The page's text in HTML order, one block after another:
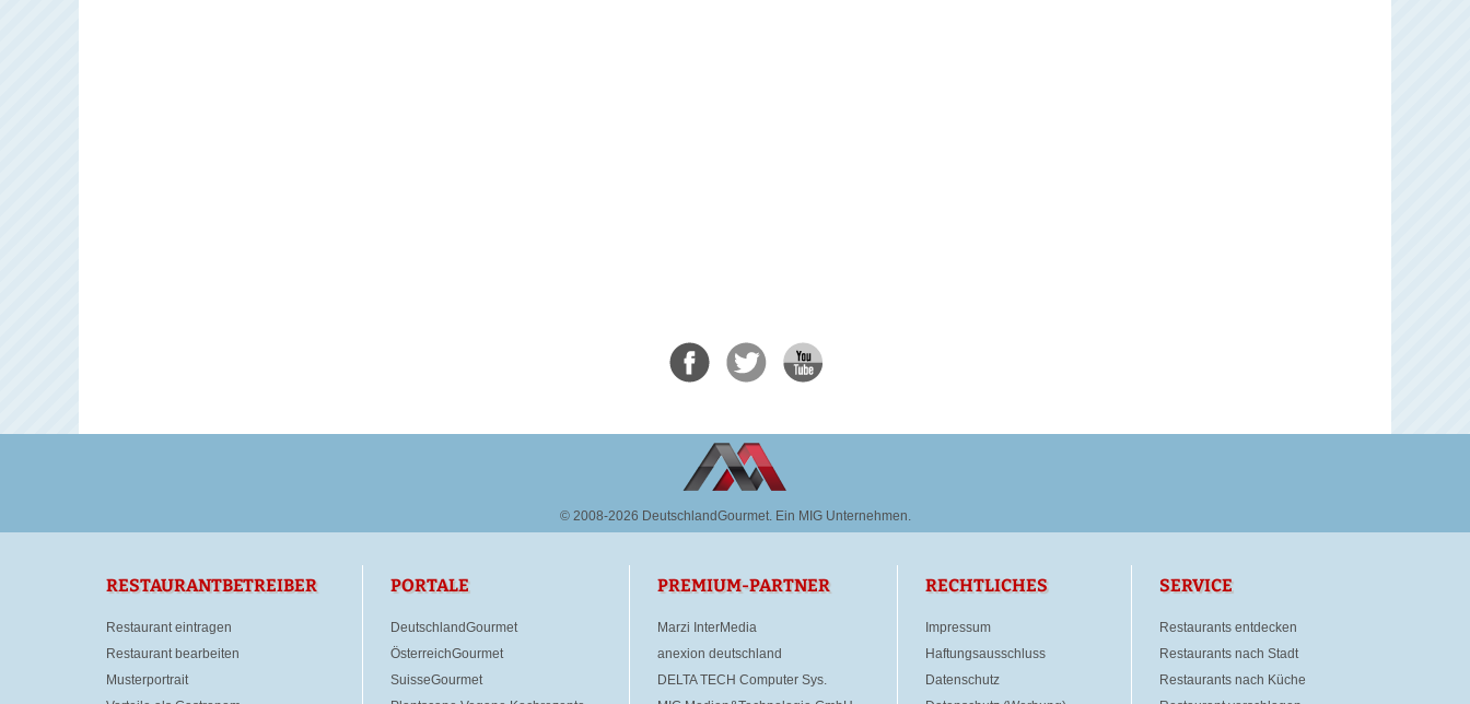
© 2008-2026 DeutschlandGourmet. Ein MIG Unternehmen.
RESTAURANTBETREIBER
Restaurant eintragen
Restaurant bearbeiten
Musterportrait
PORTALE
DeutschlandGourmet
ÖsterreichGourmet
SuisseGourmet
PREMIUM-PARTNER
Marzi InterMedia
anexion deutschland
DELTA TECH Computer Sys.
RECHTLICHES
Impressum
Haftungsausschluss
Datenschutz
SERVICE
Restaurants entdecken
Restaurants nach Stadt
Restaurants nach Küche